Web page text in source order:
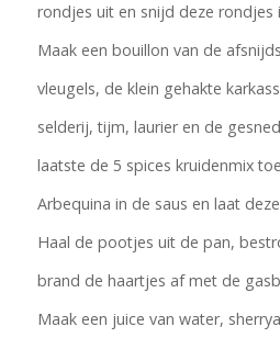
rondjes uit en snijd deze rondjes
Maak een bouillon van de
vleugels, de klein gehakte
selderij, tijm, laurier en de
laatste de 5 spices kruidenmix
Arbequina in de saus en laat
Haal de pootjes uit de pan,
brand de haartjes af met de
Maak een juice van water,